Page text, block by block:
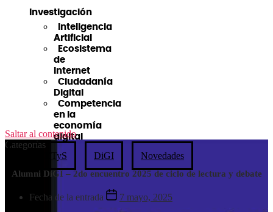
Investigación
Inteligencia
Artificial
Ecosistema
de
Internet
Ciudadanía
Digital
Competencia
en la
economía
digital
Saltar al contenido
Categorías
Blog CETyS
DiGI Novedades
Alumni DiGI – 2do encuentro 2025 de ciclo de lectura y debate
Fecha de la entrada 7 mayo, 2025